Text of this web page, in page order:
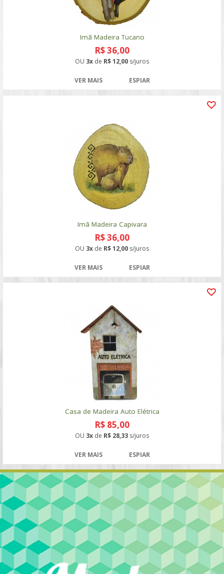
Imã Madeira Tucano
R$ 36,00
OU 3x de R$ 12,00 s/juros
VER MAIS ESPIAR
Imã Madeira Capivara
R$ 36,00
OU 3x de R$ 12,00 s/juros
VER MAIS ESPIAR
Casa de Madeira Auto Elétrica
R$ 85,00
OU 3x de R$ 28,33 s/juros
VER MAIS ESPIAR